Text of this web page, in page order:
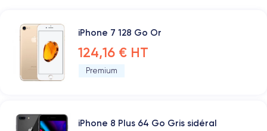
iPhone 7 128 Go Or
124,16 € HT
Premium
iPhone 8 Plus 64 Go Gris sidéral